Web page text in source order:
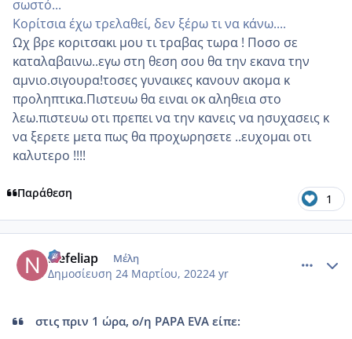
σωστό...
Κορίτσια έχω τρελαθεί, δεν ξέρω τι να κάνω....
Ωχ βρε κοριτσακι μου τι τραβας τωρα ! Ποσο σε
καταλαβαινω..εγω στη θεση σου θα την εκανα την
αμνιο.σιγουρα!τοσες γυναικες κανουν ακομα κ
προληπτικα.Πιστευω θα ειναι οκ αληθεια στο
λεω.πιστευω οτι πρεπει να την κανεις να ησυχασεις κ
να ξερετε μετα πως θα προχωρησετε ..ευχομαι οτι
καλυτερο !!!!
Παράθεση 1
Nefeliap Μέλη
Δημοσίευση 24 Μαρτίου, 20224 yr
στις πριν 1 ώρα, ο/η PAPA EVA είπε: